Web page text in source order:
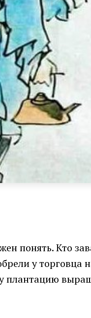
понять. Кто
у торговца
плантацию